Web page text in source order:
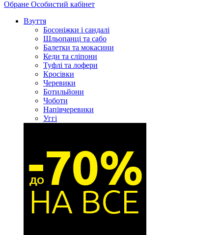
Обране Особистий кабінет
Взуття
Босоніжки і сандалі
Шльопанці та сабо
Балетки та мокасини
Кеди та сліпони
Туфлі та лофери
Кросівки
Черевики
Ботильйони
Чоботи
Напівчеревики
Уггі